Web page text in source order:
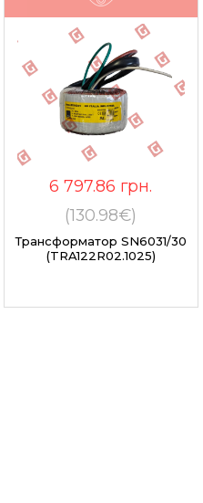
6 797.86 грн.
(130.98€)
Трансформатор SN6031/30
(TRA122R02.1025)